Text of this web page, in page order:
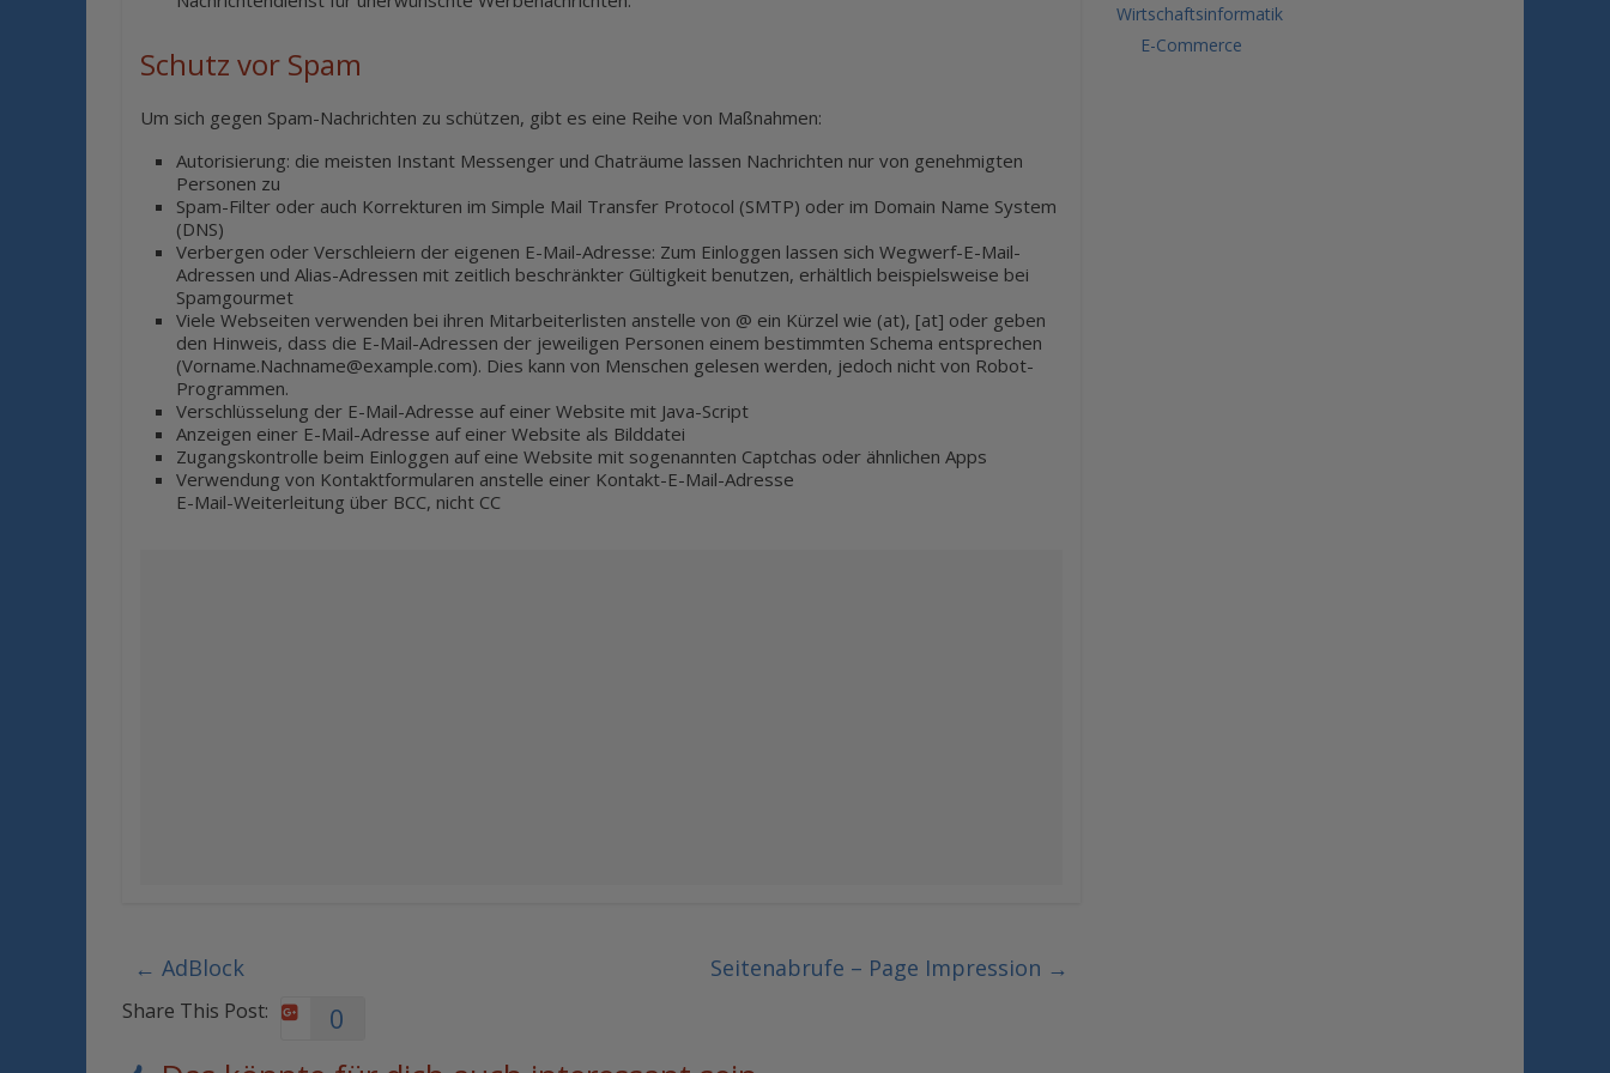
Schutz vor Spam
Um sich gegen Spam-Nachrichten zu schützen, gibt es eine Reihe von Maßnahmen:
Autorisierung: die meisten Instant Messenger und Chaträume lassen Nachrichten nur von genehmigten
Personen zu
Spam-Filter oder auch Korrekturen im Simple Mail Transfer Protocol (SMTP) oder im Domain Name System
(DNS)
Verbergen oder Verschleiern der eigenen E-Mail-Adresse: Zum Einloggen lassen sich Wegwerf-E-Mail-
Adressen und Alias-Adressen mit zeitlich beschränkter Gültigkeit benutzen, erhältlich beispielsweise bei
Spamgourmet
Viele Webseiten verwenden bei ihren Mitarbeiterlisten anstelle von @ ein Kürzel wie (at), [at] oder geben
den Hinweis, dass die E-Mail-Adressen der jeweiligen Personen einem bestimmten Schema entsprechen
(Vorname.Nachname@example.com). Dies kann von Menschen gelesen werden, jedoch nicht von Robot-
Programmen.
Verschlüsselung der E-Mail-Adresse auf einer Website mit Java-Script
Anzeigen einer E-Mail-Adresse auf einer Website als Bilddatei
Zugangskontrolle beim Einloggen auf eine Website mit sogenannten Captchas oder ähnlichen Apps
Verwendung von Kontaktformularen anstelle einer Kontakt-E-Mail-Adresse
E-Mail-Weiterleitung über BCC, nicht CC
← AdBlock Seitenabrufe – Page Impression →
Share This Post: 0
Wirtschaftsinformatik
E-Commerce